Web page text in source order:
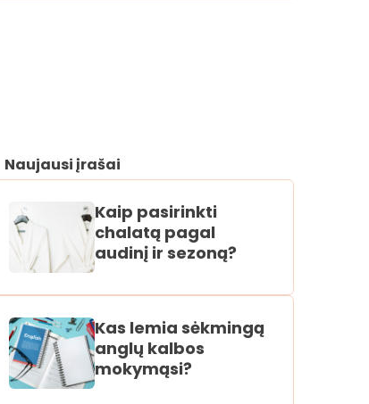
Naujausi įrašai
Kaip pasirinkti
chalatą pagal
audinį ir sezoną?
Kas lemia sėkmingą
anglų kalbos
mokymąsi?